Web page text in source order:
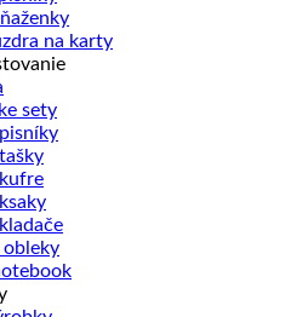
na karty
sety
obleky